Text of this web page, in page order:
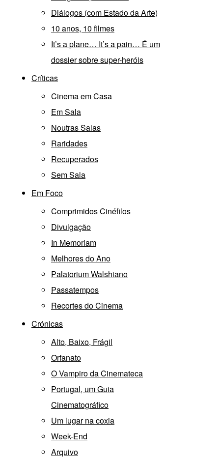
Diálogos (com Estado da Arte)
10 anos, 10 filmes
It’s a plane… It’s a pain… É um
dossier sobre super-heróis
Críticas
Cinema em Casa
Em Sala
Noutras Salas
Raridades
Recuperados
Sem Sala
Em Foco
Comprimidos Cinéfilos
Divulgação
In Memoriam
Melhores do Ano
Palatorium Walshiano
Passatempos
Recortes do Cinema
Crónicas
Alto, Baixo, Frágil
Orfanato
O Vampiro da Cinemateca
Portugal, um Guia
Cinematográfico
Um lugar na coxia
Week-End
Arquivo